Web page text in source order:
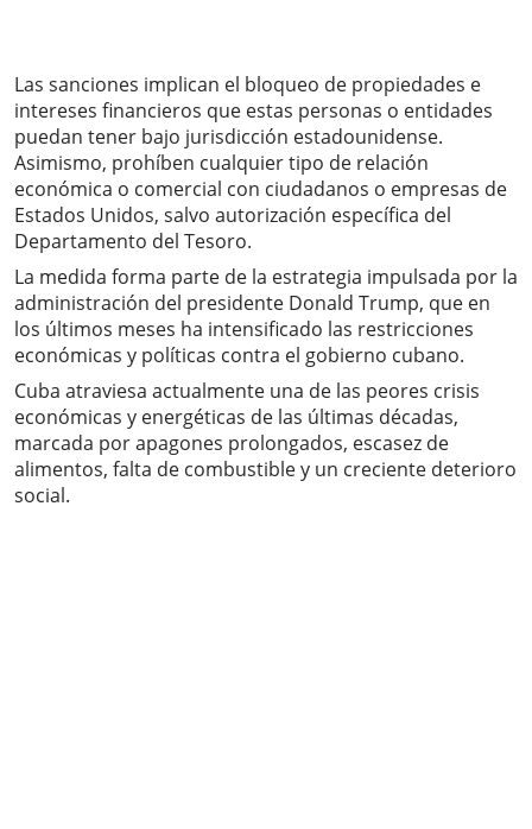
Las sanciones implican el bloqueo de propiedades e
intereses financieros que estas personas o entidades
puedan tener bajo jurisdicción estadounidense.
Asimismo, prohíben cualquier tipo de relación
económica o comercial con ciudadanos o empresas de
Estados Unidos, salvo autorización específica del
Departamento del Tesoro.
La medida forma parte de la estrategia impulsada por la
administración del presidente Donald Trump, que en
los últimos meses ha intensificado las restricciones
económicas y políticas contra el gobierno cubano.
Cuba atraviesa actualmente una de las peores crisis
económicas y energéticas de las últimas décadas,
marcada por apagones prolongados, escasez de
alimentos, falta de combustible y un creciente deterioro
social.